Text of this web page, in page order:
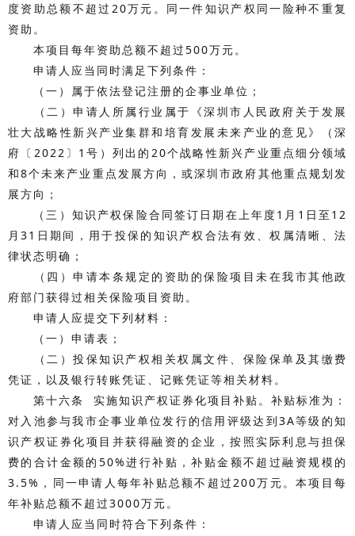
度资助总额不超过20万元。同一件知识产权同一险种不重复
资助。
本项目每年资助总额不超过500万元。
申请人应当同时满足下列条件：
（一）属于依法登记注册的企事业单位；
（二）申请人所属行业属于《深圳市人民政府关于发展
壮大战略性新兴产业集群和培育发展未来产业的意见》（深
府〔2022〕1号）列出的20个战略性新兴产业重点细分领域
和8个未来产业重点发展方向，或深圳市政府其他重点规划发
展方向；
（三）知识产权保险合同签订日期在上年度1月1日至12
月31日期间，用于投保的知识产权合法有效、权属清晰、法
律状态明确；
（四）申请本条规定的资助的保险项目未在我市其他政
府部门获得过相关保险项目资助。
申请人应提交下列材料：
（一）申请表；
（二）投保知识产权相关权属文件、保险保单及其缴费
凭证，以及银行转账凭证、记账凭证等相关材料。
第十六条 实施知识产权证券化项目补贴。补贴标准为：
对入池参与我市企事业单位发行的信用评级达到3A等级的知
识产权证券化项目并获得融资的企业，按照实际利息与担保
费的合计金额的50%进行补贴，补贴金额不超过融资规模的
3.5%，同一申请人每年补贴总额不超过200万元。本项目每
年补贴总额不超过3000万元。
申请人应当同时符合下列条件：